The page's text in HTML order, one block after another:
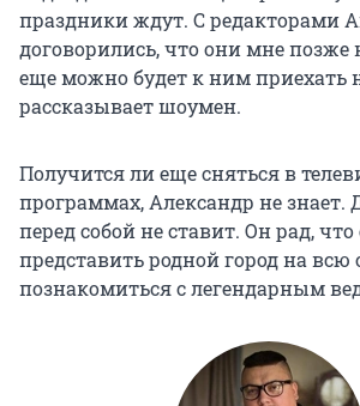
праздники ждут. С редакторами
договорились, что они мне позже
еще можно будет к ним приехать
рассказывает шоумен.
Получится ли еще сняться в
программах, Александр не знает.
перед собой не ставит. Он рад,
представить родной город на всю
познакомиться с легендарным